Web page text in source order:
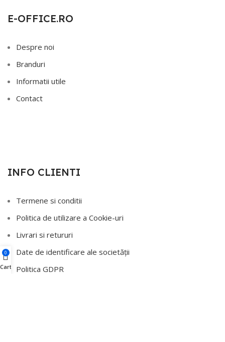
E-OFFICE.RO
Despre noi
Branduri
Informatii utile
Contact
INFO CLIENTI
Termene si conditii
Politica de utilizare a Cookie-uri
Livrari si retururi
Date de identificare ale societății
Politica GDPR
0
Cart